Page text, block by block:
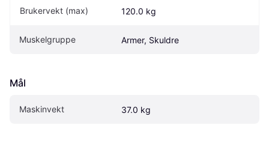
Brukervekt (max) 120.0 kg
Muskelgruppe Armer, Skuldre
Mål
Maskinvekt 37.0 kg